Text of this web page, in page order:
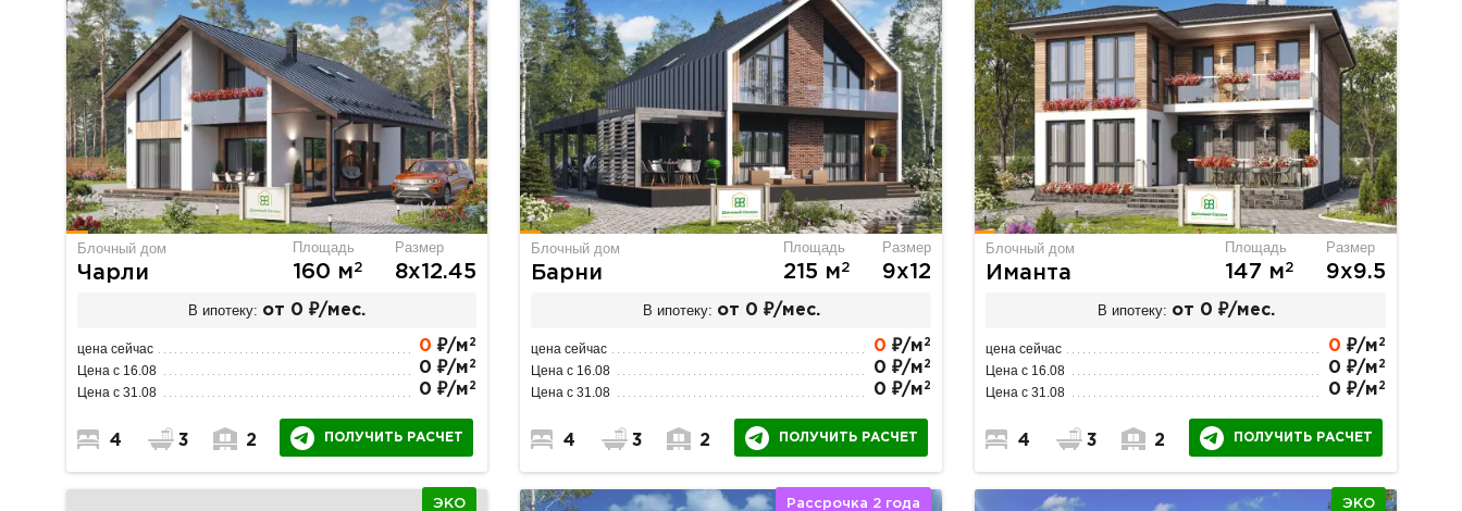
Блочный дом
Чарли
Площадь
160 м2
Размер
8х12.45
В ипотеку: от 0 ₽/мес.
цена сейчас 0 ₽/м 2
Цена с 16.08 0 ₽/м 2
Цена с 31.08 0 ₽/м 2
4 3 2 ПОЛУЧИТЬ РАСЧЕТ
Блочный дом
Барни
Площадь
215 м2
Размер
9х12
В ипотеку: от 0 ₽/мес.
цена сейчас 0 ₽/м 2
Цена с 16.08 0 ₽/м 2
Цена с 31.08 0 ₽/м 2
4 3 2 ПОЛУЧИТЬ РАСЧЕТ
Блочный дом
Иманта
Площадь
147 м2
Размер
9х9.5
В ипотеку: от 0 ₽/мес.
цена сейчас 0 ₽/м 2
Цена с 16.08 0 ₽/м 2
Цена с 31.08 0 ₽/м 2
4 3 2 ПОЛУЧИТЬ РАСЧЕТ
ЭКО Рассрочка 2 года ЭКО